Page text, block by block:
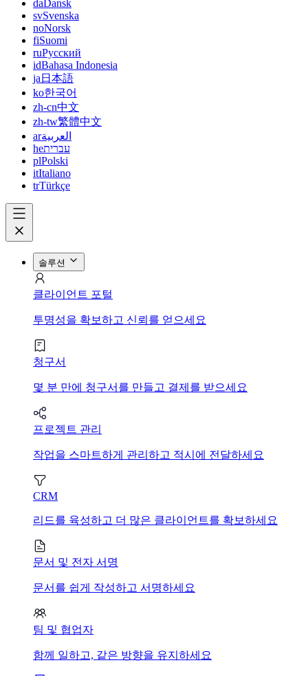
da Dansk
svSvenska
noNorsk
fiSuomi
ruРусский
idBahasa Indonesia
ja 日本語
ko한국어
zh-cn中文
zh-tw繁體中文
arالعربية
heעברית
plPolski
itItaliano
trTürkçe
솔루션
클라이언트 포털
투명성을 확보하고 신뢰를 얻으세요
청구서
몇 분 만에 청구서를 만들고 결제를 받으세요
프로젝트 관리
작업을 스마트하게 관리하고 적시에 전달하세요
CRM
리드를 육성하고 더 많은 클라이언트를 확보하세요
문서 및 전자 서명
문서를 쉽게 작성하고 서명하세요
팀 및 협업자
함께 일하고, 같은 방향을 유지하세요